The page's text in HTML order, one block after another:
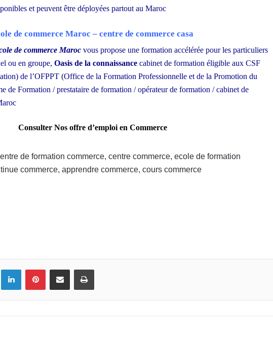
et peuvent être déployées partout au Maroc
de commerce Maroc – centre de commerce casa
de commerce Maroc vous propose une formation accélérée pour les particuliers
ou en groupe, Oasis de la connaissance cabinet de formation éligible aux CSF
de l’OFPPT (Office de la Formation Professionnelle et de la Promotion du
de Formation / prestataire de formation / opérateur de formation / cabinet de
Consulter Nos offre d’emploi en Commerce
de formation commerce, centre commerce, ecole de formation
commerce, apprendre commerce, cours commerce